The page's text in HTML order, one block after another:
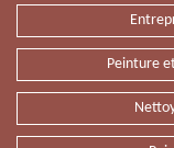
Peinture